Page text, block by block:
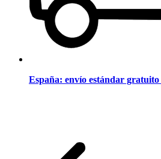
España: envío estándar gratuito